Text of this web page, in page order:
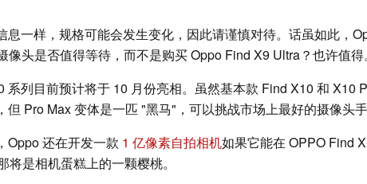
息一样，规格可能会发生变化，因此请谨慎对待。话虽如此，
像头是否值得等待，而不是购买 Oppo Find X9 Ultra？也许值得。
系列目前预计将于 10 月份亮相。虽然基本款 Find X10 和 X10
但 Pro Max 变体是一匹 "黑马"，可以挑战市场上最好的摄像头手
Oppo 还在开发一款 1 亿像素自拍相机如果它能在 OPPO Find
将是相机蛋糕上的一颗樱桃。